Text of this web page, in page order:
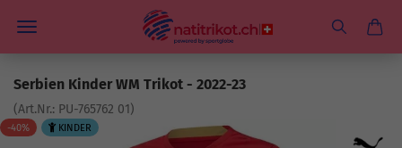
Serbien Kinder WM Trikot - 2022-23
(Art.Nr.: PU-765762 01)
-40% KINDER